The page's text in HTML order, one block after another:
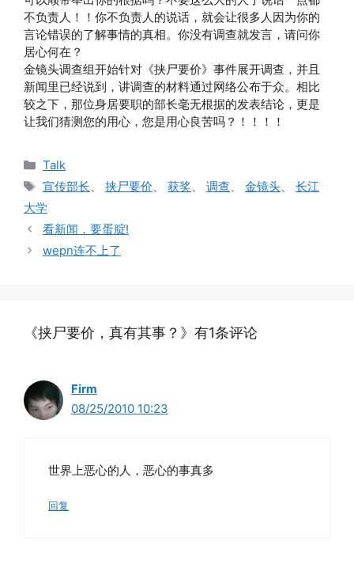
不负责人！！你不负责人的说话，就会让很多人因为你的
言论错误的了解事情的真相。你没有调查就发言，请问你
居心何在？
金镜头调查组开始针对《挟尸要价》事件展开调查，并且
新闻里已经说到，讲调查的材料通过网络公布于众。相比
较之下，那位身居要职的部长毫无根据的发表结论，更是
让我们猜测您的用心，您是用心良苦吗？！！！！
分
类
Talk
标
签
宣传部长、 挟尸要价、 获奖、 调查、 金镜头、 长江
大学
看新闻，要蛋腚!
wepn连不上了
《挟尸要价，真有其事？》有1条评论
Firm
08/25/2010 10:23
世界上恶心的人，恶心的事真多
回复